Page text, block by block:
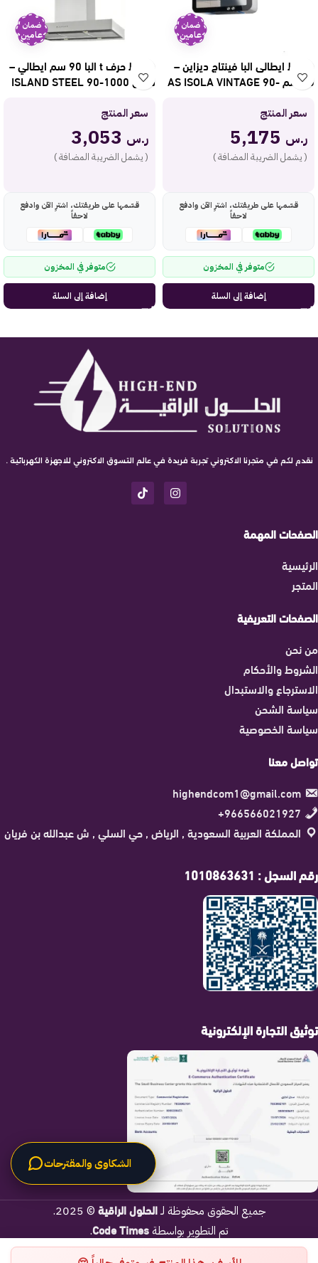
ضمان
عامين
شفاط ايطالى البا فينتاج ديزاين –
90 سم AS ISOLA VINTAGE 90-
1000
سعر المنتج
ر.س
( يشمل الضريبة المضافة )
قسّمها على طريقتك، اشترِ الآن وادفع
لاحقاً
متوفر في المخزون
إضافة إلى السلة
ضمان
عامين
شفاط حرف t البا 90 سم ايطالي –
ستيل ISLAND STEEL 90-1000
سعر المنتج
ر.س
( يشمل الضريبة المضافة )
قسّمها على طريقتك، اشترِ الآن وادفع
لاحقاً
متوفر في المخزون
إضافة إلى السلة
نقدم لكم في متجرنا الاكتروني تجربة فريدة في عالم التسوق الاكتروني للاجهزة الكهربائية .
الصفحات المهمة
الرئيسية
المتجر
الصفحات التعريفية
من نحن
الشروط والأحكام
الاسترجاع والاستبدال
سياسة الشحن
سياسة الخصوصية
تواصل معنا
highendcom1@gmail.com
966566021927+
المملكة العربية السعودية , الرياض , حي السلي , ش عبدالله بن فريان
رقم السجل : 1010863631
توثيق التجارة الإلكترونية
جميع الحقوق محفوظة لـالحلول الراقية © 2025.
تم التطوير بواسطة Code Times
.
الشكاوى والمقترحات